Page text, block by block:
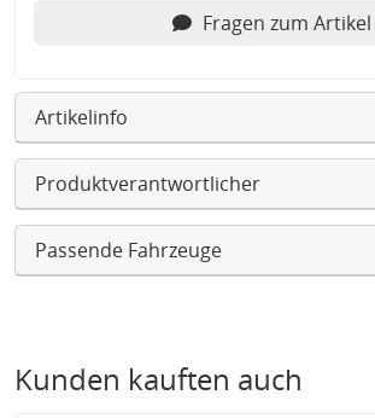
Fragen zum Artikel
Artikelinfo
Produktverantwortlicher
Passende Fahrzeuge
Kunden kauften auch